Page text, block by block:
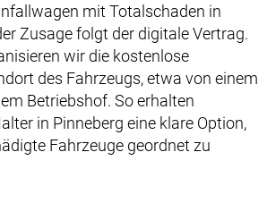
mit Totalschaden in
Zusage folgt der digitale Vertrag.
wir die kostenlose
des Fahrzeugs, etwa von einem
Betriebshof. So erhalten
in Pinneberg eine klare Option,
Fahrzeuge geordnet zu